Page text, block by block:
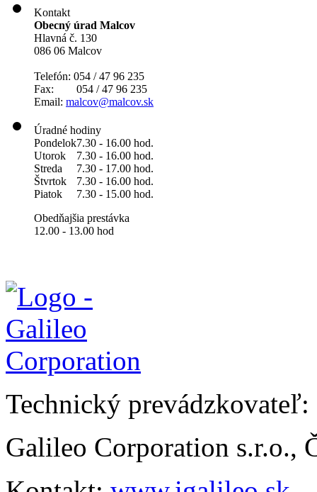
Kontakt
Obecný úrad Malcov
Hlavná č. 130
086 06 Malcov
Telefón: 054 / 47 96 235
Fax: 054 / 47 96 235
Email: malcov@malcov.sk
Úradné hodiny
Pondelok7.30 - 16.00 hod.
Utorok
7.30 - 16.00 hod.
Streda
7.30 - 17.00 hod.
Štvrtok
7.30 - 16.00 hod.
Piatok
7.30 - 15.00 hod.
Obedňajšia prestávka
12.00 - 13.00 hod
Technický prevádzkovateľ:
Galileo Corporation s.r.o.,